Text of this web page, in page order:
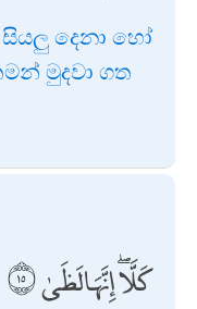
දෙනා හෝ
මුදවා ගත
كَلَّا ۖ إِنَّهَا لَظَىٰ